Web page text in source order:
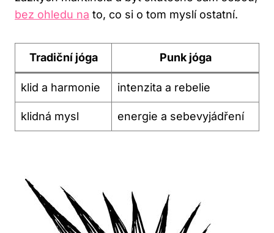
bez ohledu na to, ‍co ‍si⁤ o ⁢tom myslí ostatní.
Tradiční ​jóga Punk jóga
klid ‍a harmonie intenzita a rebelie
klidná mysl energie ​a sebevyjádření